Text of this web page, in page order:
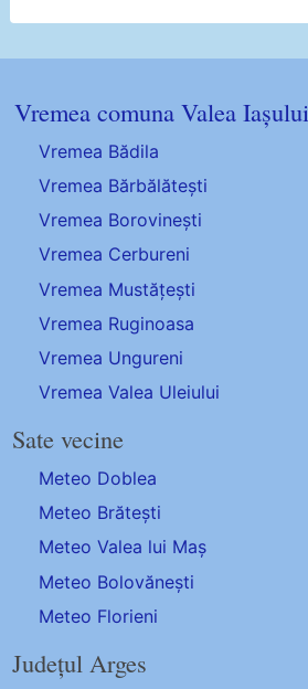
Vremea comuna Valea Iașului
Vremea Bădila
Vremea Bărbălătești
Vremea Borovinești
Vremea Cerbureni
Vremea Mustățești
Vremea Ruginoasa
Vremea Ungureni
Vremea Valea Uleiului
Sate vecine
Meteo Doblea
Meteo Brătești
Meteo Valea lui Maș
Meteo Bolovănești
Meteo Florieni
Județul Arges